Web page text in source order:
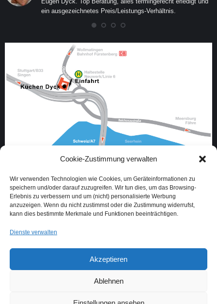
Cookie-Zustimmung verwalten
Wir verwenden Technologien wie Cookies, um Geräteinformationen zu
speichern und/oder darauf zuzugreifen. Wir tun dies, um das Browsing-
Erlebnis zu verbessern und um (nicht) personalisierte Werbung
anzuzeigen. Wenn du nicht zustimmst oder die Zustimmung widerrufst,
kann dies bestimmte Merkmale und Funktionen beeinträchtigen.
Dienste verwalten
Akzeptieren
Ablehnen
ein ausgezeichnetes Preis/Leistungs-Verhältnis.
Oberlohnstraße 3
78467 Konstanz
Deutschland
E-Mail:info@kuechen-dyck.com
Telefon:+49 7531 45 49 314
Finden Sie uns auf:
Mail page